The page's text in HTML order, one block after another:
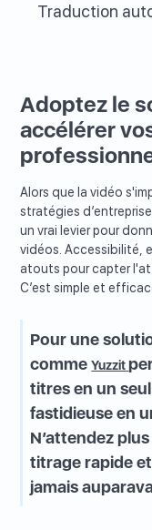
Traduction
Adoptez le
accélérer
Alors que la vidéo
stratégies
un vrai levier pour
vidéos. Accessibilité,
atouts pour capter
C’est simple et
Pour une
commeYuzzit
titres en un
fastidieuse en
N’attendez
titrage rapide
jamais